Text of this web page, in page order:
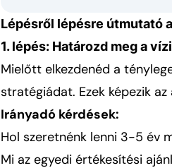
Lépésről lépésre útmutató
1. lépés: Határozd meg a
Mielőtt elkezdenéd a
stratégiádat. Ezek képezik
Irányadó kérdések:
Hol szeretnénk lenni 3-5 év
Mi az egyedi értékesítési